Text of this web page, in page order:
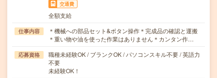
交通費
全額支給
仕事内容
＊機械への部品セット&ボタン操作＊完成品の確認と運搬
＊重い物や油を使った作業はありません＊カンタン作…
応募資格
職種未経験OK / ブランクOK / パソコンスキル不要 / 英語力
不要
未経験OK！